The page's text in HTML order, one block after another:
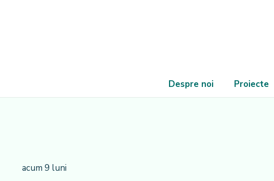
Despre noi Proiecte
acum 9 luni